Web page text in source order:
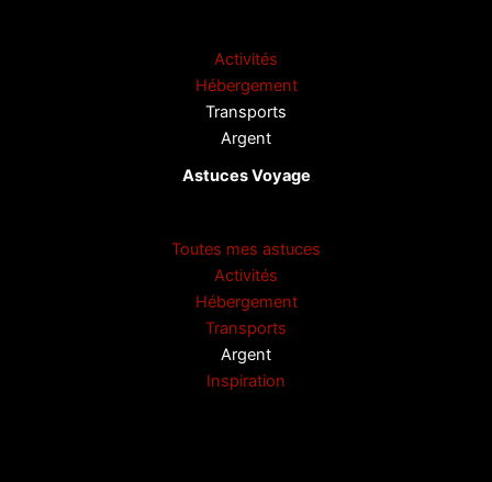
Activités
Hébergement
Transports
Argent
Astuces Voyage
Toutes mes astuces
Activités
Hébergement
Transports
Argent
Inspiration